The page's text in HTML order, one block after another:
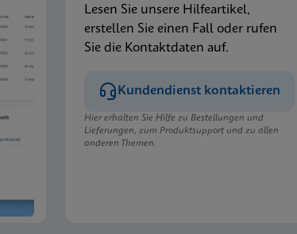
Lesen Sie unsere Hilfeartikel,
erstellen Sie einen Fall oder rufen
Sie die Kontaktdaten auf.
Kundendienst kontaktieren
Hier erhalten Sie Hilfe zu Bestellungen und
Lieferungen, zum Produktsupport und zu allen
anderen Themen.